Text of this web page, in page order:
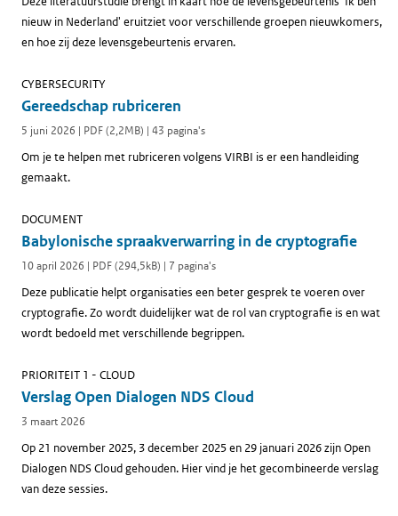
nieuw in Nederland' eruitziet voor verschillende groepen nieuwkomers,
en hoe zij deze levensgebeurtenis ervaren.
Gereedschap rubriceren
CYBERSECURITY
5 juni 2026 | PDF (2,2MB) | 43 pagina's
Om je te helpen met rubriceren volgens VIRBI is er een handleiding
gemaakt.
Babylonische spraakverwarring in de cryptografie
DOCUMENT
10 april 2026 | PDF (294,5kB) | 7 pagina's
Deze publicatie helpt organisaties een beter gesprek te voeren over
cryptografie. Zo wordt duidelijker wat de rol van cryptografie is en wat
wordt bedoeld met verschillende begrippen.
Verslag Open Dialogen NDS Cloud
PRIORITEIT 1 - CLOUD
3 maart 2026
Op 21 november 2025, 3 december 2025 en 29 januari 2026 zijn Open
Dialogen NDS Cloud gehouden. Hier vind je het gecombineerde verslag
van deze sessies.